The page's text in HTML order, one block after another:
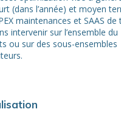
(dans l’année) et moyen
maintenances et SAAS de
intervenir sur l’ensemble du
ou sur des sous-ensembles